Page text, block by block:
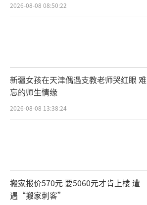
2026-08-08 08:50:22
新疆女孩在天津偶遇支教老师哭红眼 难
忘的师生情缘
2026-08-08 13:38:24
搬家报价570元 要5060元才肯上楼 遭
遇“搬家刺客”